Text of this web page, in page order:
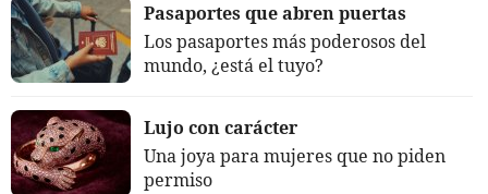
Pasaportes que abren puertas
Los pasaportes más poderosos del
mundo, ¿está el tuyo?
Lujo con carácter
Una joya para mujeres que no piden
permiso